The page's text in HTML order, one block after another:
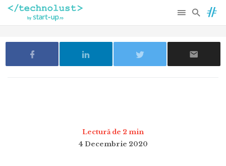
Lectură de 2 min
4 Decembrie 2020